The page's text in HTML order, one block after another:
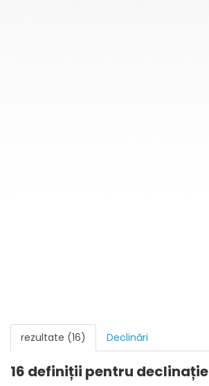
rezultate (16) Declinări
16 definiții pentru declinație